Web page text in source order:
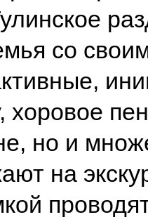
со
хоровое
но и
на